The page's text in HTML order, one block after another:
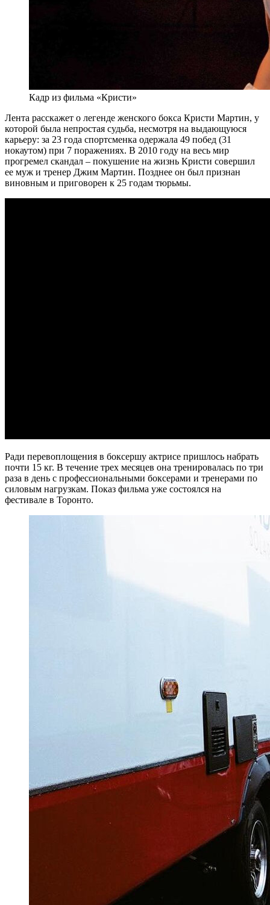
Кадр из фильма «Кристи»
Лента расскажет о легенде женского бокса Кристи Мартин, у
которой была непростая судьба, несмотря на выдающуюся
карьеру: за 23 года спортсменка одержала 49 побед (31
нокаутом) при 7 поражениях. В 2010 году на весь мир
прогремел скандал – покушение на жизнь Кристи совершил
ее муж и тренер Джим Мартин. Позднее он был признан
виновным и приговорен к 25 годам тюрьмы.
Ради перевоплощения в боксершу актрисе пришлось набрать
почти 15 кг. В течение трех месяцев она тренировалась по три
раза в день с профессиональными боксерами и тренерами по
силовым нагрузкам. Показ фильма уже состоялся на
фестивале в Торонто.